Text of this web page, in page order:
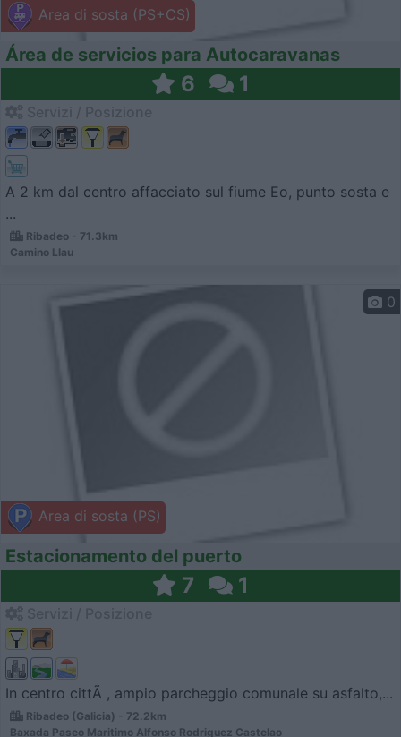
Area di sosta (PS+CS)
Área de servicios para Autocaravanas
6 1
A 2 km dal centro affacciato sul fiume Eo, punto sosta e
...
Ribadeo - 71.3km
Camino Llau
Area di sosta (PS)
0
Estacionamento del puerto
7 1
In centro cittÃ , ampio parcheggio comunale su asfalto,...
Ribadeo (Galicia) - 72.2km
Baxada Paseo Maritimo Alfonso Rodriguez Castelao